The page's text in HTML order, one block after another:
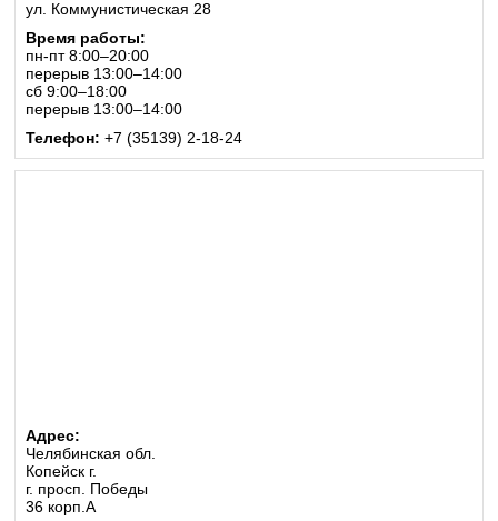
ул. Коммунистическая 28
Время работы:
пн-пт 8:00–20:00
перерыв 13:00–14:00
сб 9:00–18:00
перерыв 13:00–14:00
Телефон: +7 (35139) 2-18-24
Адрес:
Челябинская обл.
Копейск г.
г. просп. Победы
36 корп.А